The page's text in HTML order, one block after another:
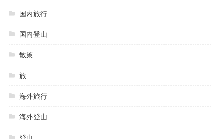
国内旅行
国内登山
散策
旅
海外旅行
海外登山
登山